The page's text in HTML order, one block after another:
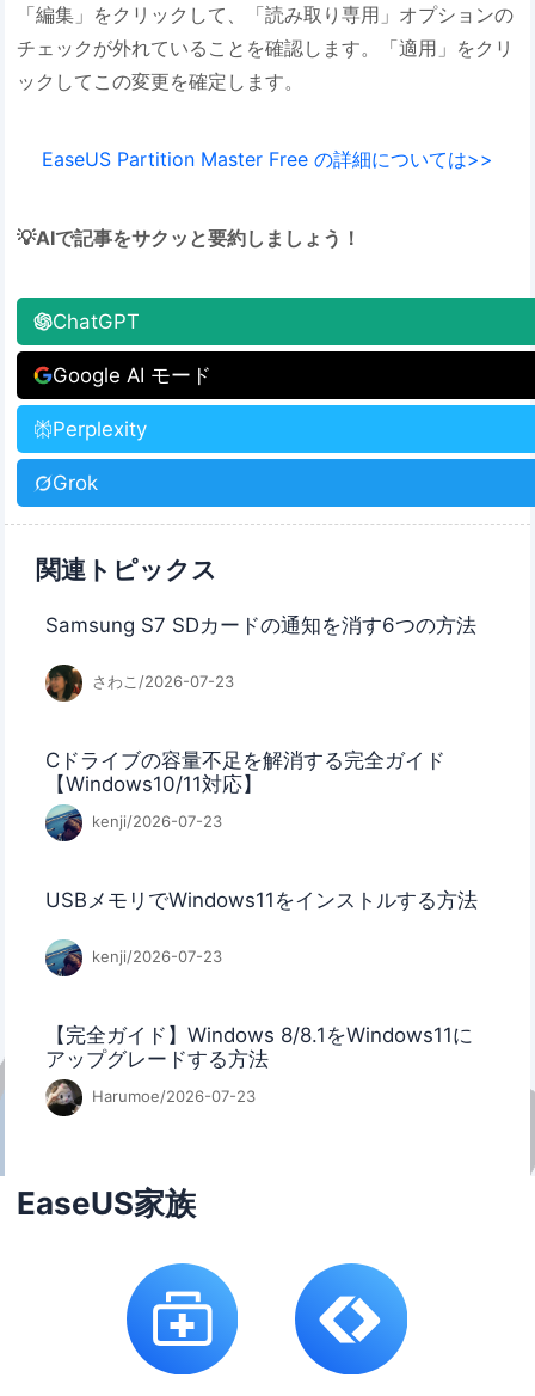
「編集」をクリックして、「読み取り専用」オプションの
チェックが外れていることを確認します。「適用」をクリ
ックしてこの変更を確定します。
EaseUS Partition Master Free の詳細については>>
💡AIで記事をサクッと要約しましょう！
ChatGPT
Google AI モード
Perplexity
Grok
関連トピックス
Samsung S7 SDカードの通知を消す6つの方法
さわこ/2026-07-23
Cドライブの容量不足を解消する完全ガイド
【Windows10/11対応】
kenji/2026-07-23
USBメモリでWindows11をインストルする方法
kenji/2026-07-23
【完全ガイド】Windows 8/8.1をWindows11に
アップグレードする方法
Harumoe/2026-07-23
EaseUS家族